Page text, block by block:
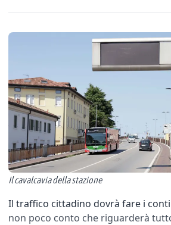
Il cavalcavia della stazione
Il traffico cittadino dovrà fare i
non poco conto che riguarderà